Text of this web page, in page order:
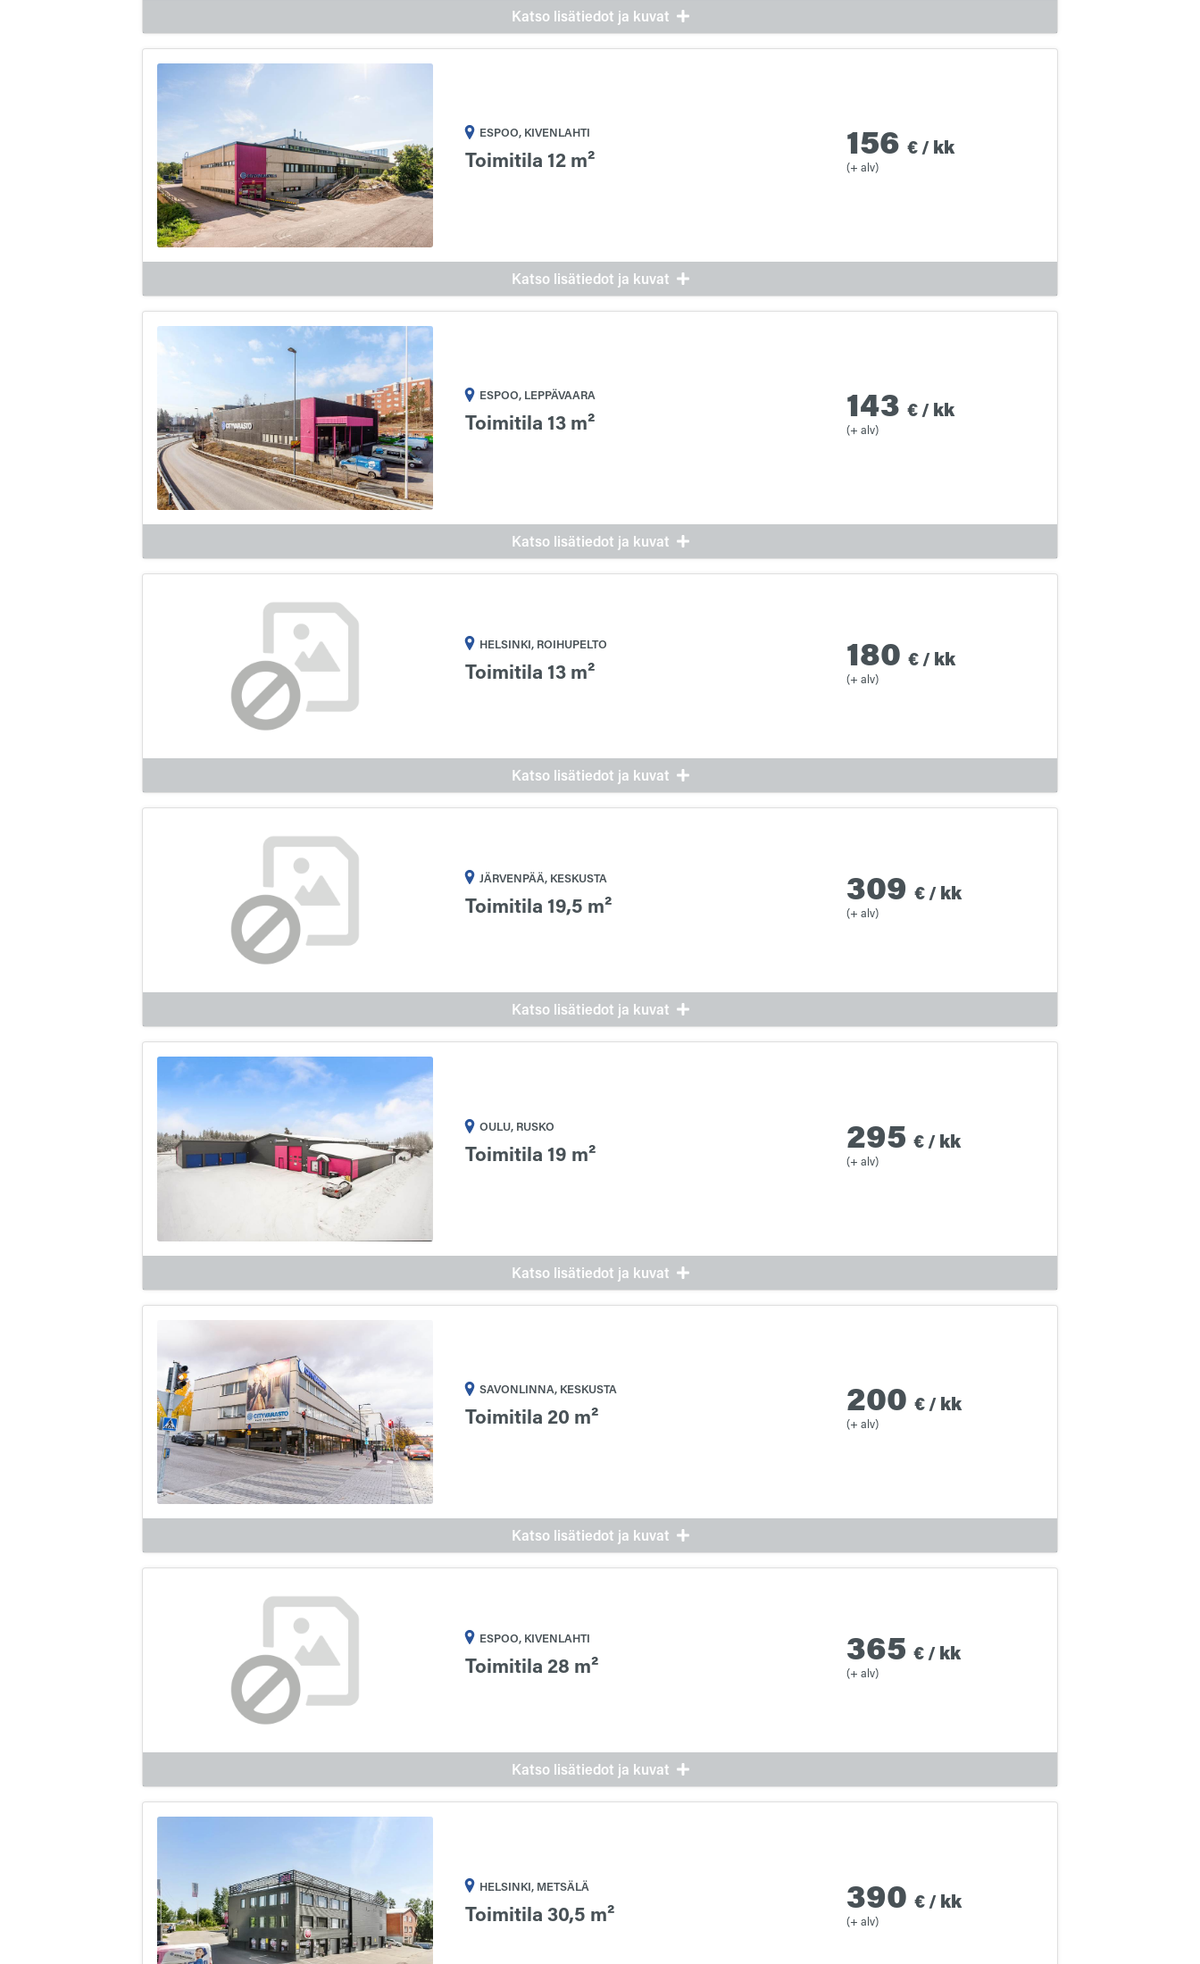
Katso lisätiedot ja kuvat
ESPOO, KIVENLAHTI
Toimitila 12 m² 156 €/kk
(+ alv)
Katso lisätiedot ja kuvat
ESPOO, LEPPÄVAARA
Toimitila 13 m² 143 €/kk
(+ alv)
Katso lisätiedot ja kuvat
HELSINKI, ROIHUPELTO
Toimitila 13 m² 180 €/kk
(+ alv)
Katso lisätiedot ja kuvat
JÄRVENPÄÄ, KESKUSTA
Toimitila 19,5 m² 309 €/kk
(+ alv)
Katso lisätiedot ja kuvat
OULU, RUSKO
Toimitila 19 m² 295 €/kk
(+ alv)
Katso lisätiedot ja kuvat
SAVONLINNA, KESKUSTA
Toimitila 20 m² 200 €/kk
(+ alv)
Katso lisätiedot ja kuvat
ESPOO, KIVENLAHTI
Toimitila 28 m² 365 €/kk
(+ alv)
Katso lisätiedot ja kuvat
HELSINKI, METSÄLÄ
Toimitila 30,5 m² 390 €/kk
(+ alv)